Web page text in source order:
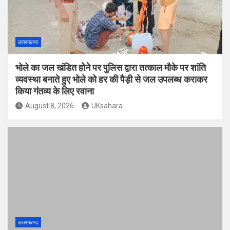
उत्तराखण्ड
भोले का जल खंडित होने पर पुलिस द्वारा तत्काल मौके पर शांति
व्यवस्था बनाते हुए भोले को हर की पैड़ी से जल उपलब्ध कराकर
किया गंतव्य के लिए रवाना
August 8, 2026 UKsahara
उत्तराखण्ड